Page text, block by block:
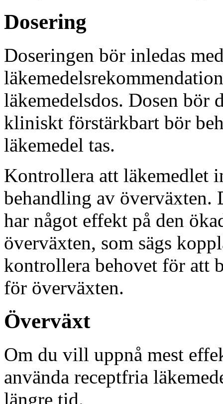
Dosering
Doseringen bör inledas
läkemedelsdos. Dosen bör
kliniskt förstärkbart bör
läkemedel tas.
Kontrollera att läkemedlet
behandling av överväxten.
har något effekt på den
överväxten, som sägs
kontrollera behovet för att
för överväxten.
Överväxt
Om du vill uppnå mest
använda receptfria
längre tid.